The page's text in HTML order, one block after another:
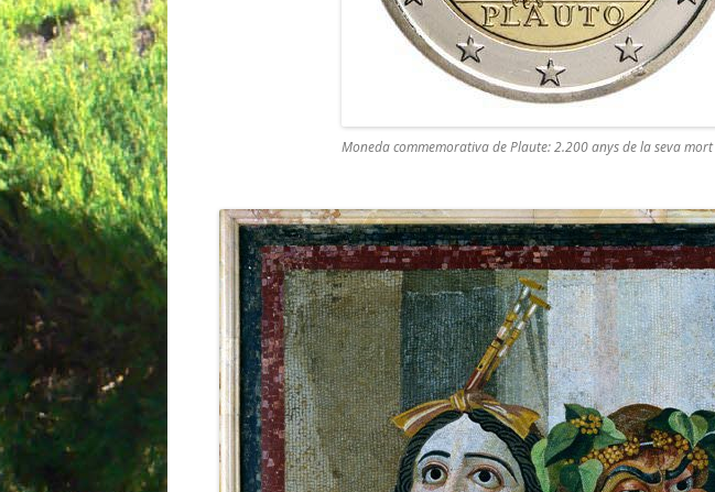
Moneda commemorativa de Plaute: 2.200 anys de la seva mort